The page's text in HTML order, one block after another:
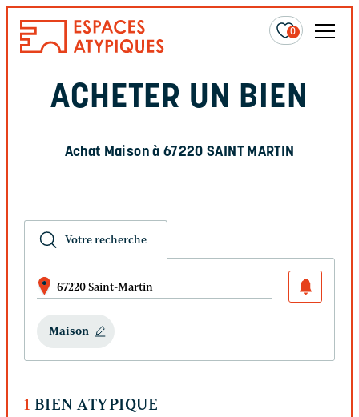
0
ACHETER UN BIEN
Achat Maison à 67220 SAINT MARTIN
Votre recherche
67220 Saint-Martin
Maison
1 BIEN ATYPIQUE